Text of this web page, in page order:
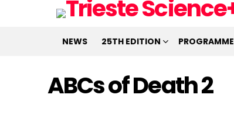
NEWS 25TH EDITION PROGRAMME
ABCs of Death 2